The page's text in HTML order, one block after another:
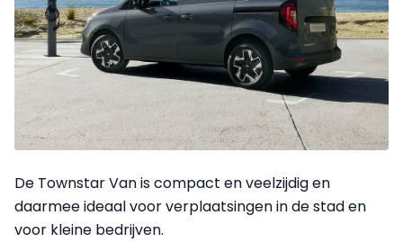
De Townstar Van is compact en veelzijdig en
daarmee ideaal voor verplaatsingen in de stad en
voor kleine bedrijven.